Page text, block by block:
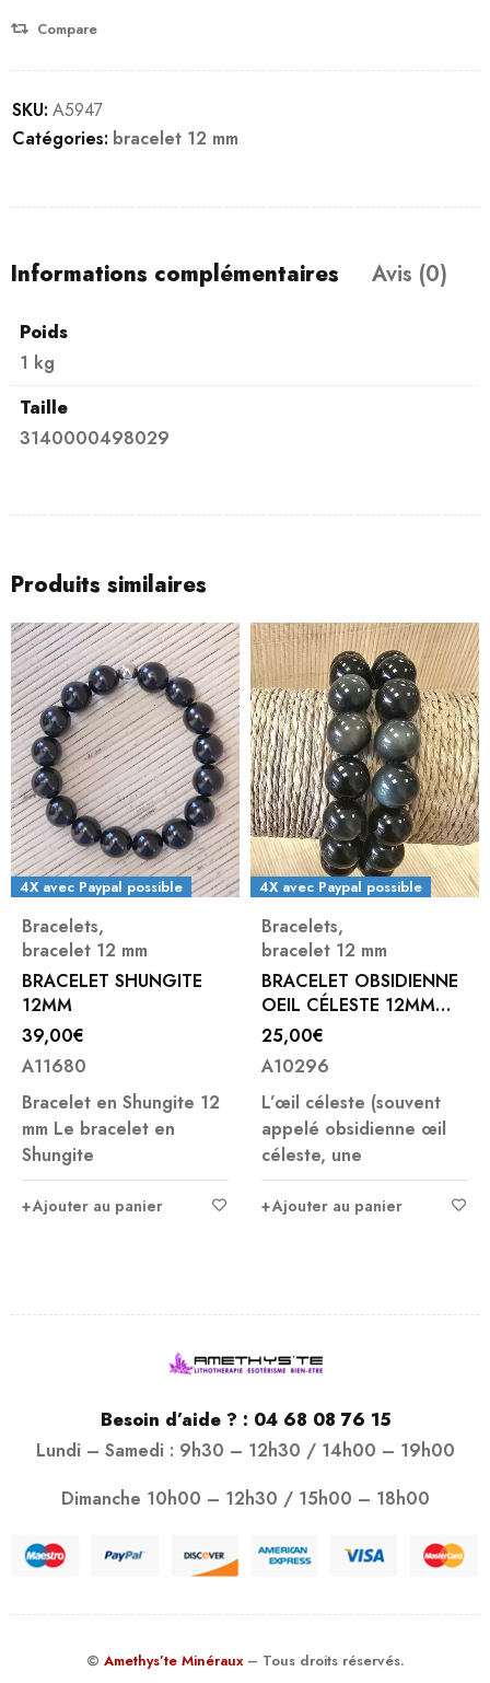
Compare
SKU: A5947
Catégories: bracelet 12 mm
Informations complémentaires Avis (0)
Poids
1 kg
Taille
3140000498029
Produits similaires
4X avec Paypal possible
Bracelets,
bracelet 12 mm
BRACELET SHUNGITE
12MM
39,00€
A11680
Bracelet en Shungite 12
mm Le bracelet en
Shungite
Ajouter au panier
4X avec Paypal possible
Bracelets,
bracelet 12 mm
BRACELET OBSIDIENNE
OEIL CÉLESTE 12MM
HOMME
25,00€
A10296
L’œil céleste (souvent
appelé obsidienne œil
céleste, une
Ajouter au panier
Besoin d’aide ? : 04 68 08 76 15
Lundi – Samedi : 9h30 – 12h30 / 14h00 – 19h00
Dimanche 10h00 – 12h30 / 15h00 – 18h00
© Amethys’te Minéraux – Tous droits réservés.